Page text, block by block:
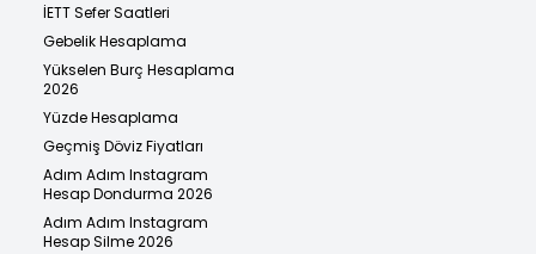
İETT Sefer Saatleri
Gebelik Hesaplama
Yükselen Burç Hesaplama
2026
Yüzde Hesaplama
Geçmiş Döviz Fiyatları
Adım Adım Instagram
Hesap Dondurma 2026
Adım Adım Instagram
Hesap Silme 2026